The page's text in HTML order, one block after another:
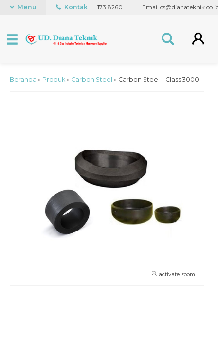
WhatsApp +62 838 7173 8260 Email cs@dianateknik.co.id
Menu Kontak
Beranda » Produk » Carbon Steel » Carbon Steel – Class 3000
activate zoom